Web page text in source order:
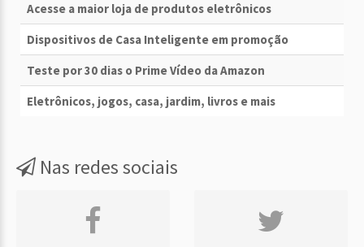
Acesse a maior loja de produtos eletrônicos
Dispositivos de Casa Inteligente em promoção
Teste por 30 dias o Prime Vídeo da Amazon
Eletrônicos, jogos, casa, jardim, livros e mais
Nas redes sociais